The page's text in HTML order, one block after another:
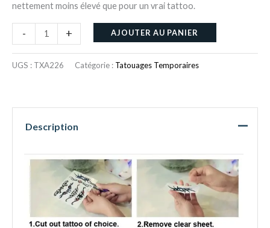
nettement moins élevé que pour un vrai tattoo.
- + AJOUTER AU PANIER
UGS : TXA226 Catégorie : Tatouages Temporaires
Description